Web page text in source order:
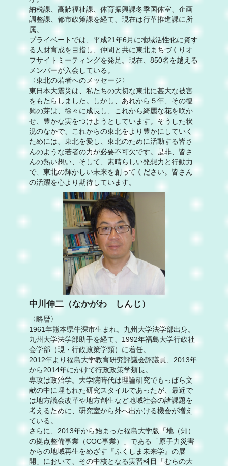
納税課、高齢福祉課、体育振興課冬季国体室、企画
調整課、都市政策課を経て、現在は行革推進課に所
属。
プライベートでは、平成21年6月に地域活性化に資す
る人財育成を目指し、仲間と共に東北まちづくりオ
フサイトミーティングを発足。現在、850名を越える
メンバーが入会している。
〈東北の若者へのメッセージ〉
東日本大震災は、私たちの大切な東北に甚大な被害
をもたらしました。しかし、あれから５年、その復
興の芽は、徐々に成長し、これから綺麗な花を咲か
せ、豊かな実をつけようとしています。そうした状
況のなかで、これからの東北をより豊かにしていく
ためには、東北を愛し、東北のために活動する皆さ
んのような若者の力が必要不可欠です。是非、皆さ
んの熱い想い、そして、素晴らしい発想力と行動力
で、東北の輝かしい未来を創ってください。皆さん
の活躍を心より期待しています。
中川伸二（なかがわ しんじ）
〈略暦〉
1961年熊本県牛深市生まれ。九州大学法学部出身。
九州大学法学部助手を経て、1992年福島大学行政社
会学部（現・行政政策学類）に着任。
2012年より福島大学教育研究評議会評議員、2013年
から2014年にかけて行政政策学類長。
専攻は政治学。大学院時代は理論研究でもっぱら文
献の中に埋もれた研究スタイルであったが、最近で
は地方議会改革や地方創生など地域社会の諸課題を
考えるために、研究室から外へ出かける機会が増え
ている。
さらに、2013年から始まった福島大学版「地（知）
の拠点整備事業（COC事業）」である「原子力災害
からの地域再生をめざす『ふくしま未来学』の展
開」において、その中核となる実習科目「むらの大